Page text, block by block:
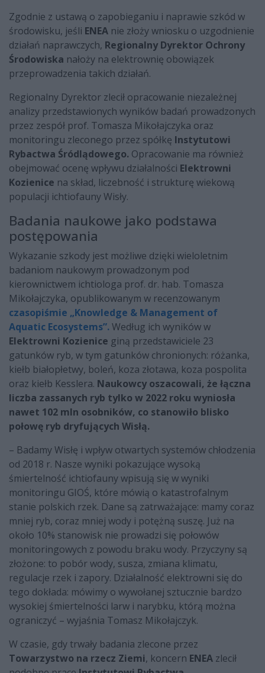
Zgodnie z ustawą o zapobieganiu i naprawie szkód w
środowisku, jeśli ENEA nie złoży wniosku o uzgodnienie
działań naprawczych, Regionalny Dyrektor Ochrony
Środowiska nałoży na elektrownię obowiązek
przeprowadzenia takich działań.
Regionalny Dyrektor zlecił opracowanie niezależnej
analizy przedstawionych wyników badań prowadzonych
przez zespół prof. Tomasza Mikołajczyka oraz
monitoringu zleconego przez spółkę Instytutowi
Rybactwa Śródlądowego. Opracowanie ma również
obejmować ocenę wpływu działalności Elektrowni
Kozienice na skład, liczebność i strukturę wiekową
populacji ichtiofauny Wisły.
Badania naukowe jako podstawa
postępowania
Wykazanie szkody jest możliwe dzięki wieloletnim
badaniom naukowym prowadzonym pod
kierownictwem ichtiologa prof. dr. hab. Tomasza
Mikołajczyka, opublikowanym w recenzowanym
czasopiśmie „Knowledge & Management of
Aquatic Ecosystems”.Według ich wyników w
Elektrowni Kozienice giną przedstawiciele 23
gatunków ryb, w tym gatunków chronionych: różanka,
kiełb białopłetwy, boleń, koza złotawa, koza pospolita
oraz kiełb Kesslera. Naukowcy oszacowali, że łączna
liczba zassanych ryb tylko w 2022 roku wyniosła
nawet 102 mln osobników, co stanowiło blisko
połowę ryb dryfujących Wisłą.
– Badamy Wisłę i wpływ otwartych systemów chłodzenia
od 2018 r. Nasze wyniki pokazujące wysoką
śmiertelność ichtiofauny wpisują się w wyniki
monitoringu GIOŚ, które mówią o katastrofalnym
stanie polskich rzek. Dane są zatrważające: mamy coraz
mniej ryb, coraz mniej wody i potężną suszę. Już na
około 10% stanowisk nie prowadzi się połowów
monitoringowych z powodu braku wody. Przyczyny są
złożone: to pobór wody, susza, zmiana klimatu,
regulacje rzek i zapory. Działalność elektrowni się do
tego dokłada: mówimy o wywołanej sztucznie bardzo
wysokiej śmiertelności larw i narybku, którą można
ograniczyć – wyjaśnia Tomasz Mikołajczyk.
W czasie, gdy trwały badania zlecone przez
Towarzystwo na rzecz Ziemi, koncern ENEA zlecił